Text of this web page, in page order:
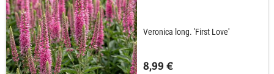
Veronica long. 'First Love'
8,99 €